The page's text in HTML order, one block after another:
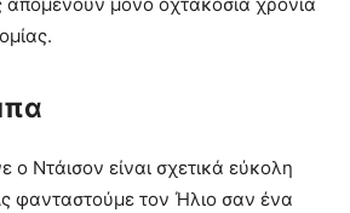
ο Ντάισον είναι σχετικά εύκολη
φανταστούμε τον Ήλιο σαν ένα